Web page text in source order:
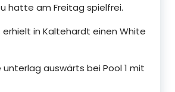
hatte am Freitag spielfrei.
in Kaltehardt einen White
unterlag auswärts bei Pool 1 mit